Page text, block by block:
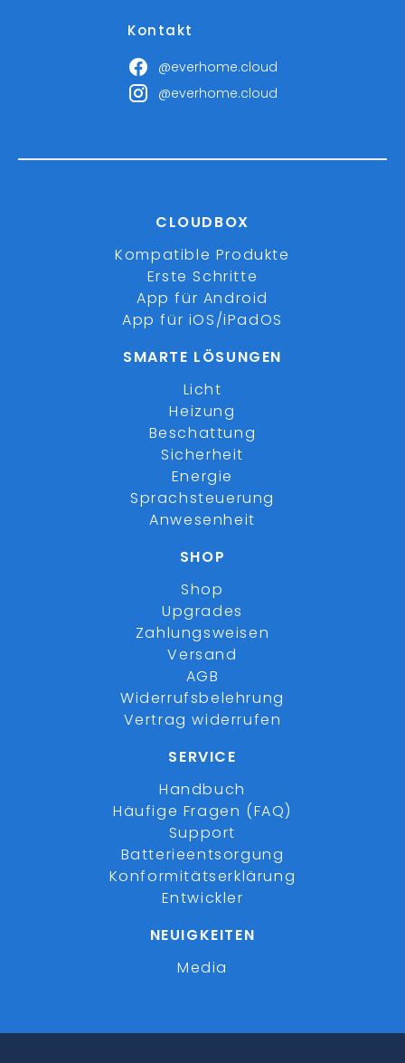
Kontakt
@everhome.cloud
@everhome.cloud
CLOUDBOX
Kompatible Produkte
Erste Schritte
App für Android
App für iOS/iPadOS
SMARTE LÖSUNGEN
Licht
Heizung
Beschattung
Sicherheit
Energie
Sprachsteuerung
Anwesenheit
SHOP
Shop
Upgrades
Zahlungsweisen
Versand
AGB
Widerrufsbelehrung
Vertrag widerrufen
SERVICE
Handbuch
Häufige Fragen (FAQ)
Support
Batterieentsorgung
Konformitätserklärung
Entwickler
NEUIGKEITEN
Media